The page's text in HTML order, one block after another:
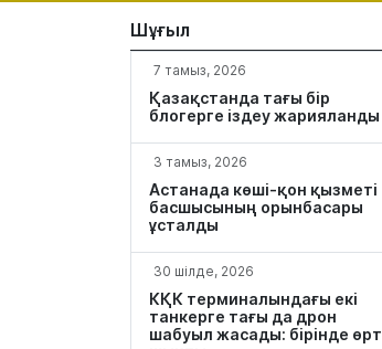
Шұғыл
7 тамыз, 2026
Қазақстанда тағы бір
блогерге іздеу жарияланды
3 тамыз, 2026
Астанада көші-қон қызметі
басшысының орынбасары
ұсталды
30 шілде, 2026
КҚК терминалындағы екі
танкерге тағы да дрон
шабуыл жасады: бірінде өрт